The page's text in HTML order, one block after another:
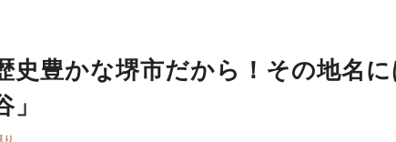
史豊かな堺市だから！その地名
り